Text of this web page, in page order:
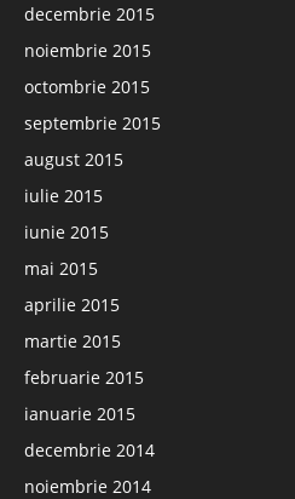
decembrie 2015
noiembrie 2015
octombrie 2015
septembrie 2015
august 2015
iulie 2015
iunie 2015
mai 2015
aprilie 2015
martie 2015
februarie 2015
ianuarie 2015
decembrie 2014
noiembrie 2014